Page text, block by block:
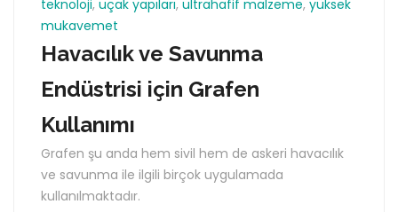
teknoloji, uçak yapıları, ultrahafif malzeme, yüksek
mukavemet
Havacılık ve Savunma
Endüstrisi için Grafen
Kullanımı
Grafen şu anda hem sivil hem de askeri havacılık
ve savunma ile ilgili birçok uygulamada
kullanılmaktadır.